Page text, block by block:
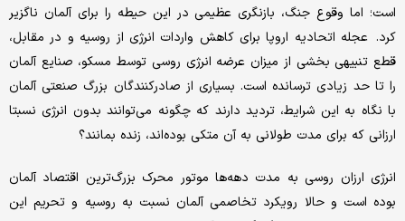
است؛ اما وقوع جنگ، بازنگری عظیمی در این حیطه را برای آلمان ناگزیر
کرد. عجله اتحادیه اروپا برای کاهش واردات انرژی از روسیه و در مقابل،
قطع تنبیهی بخشی از میزان عرضه انرژی روسی توسط مسکو، صنایع آلمان
را تا حد زیادی ترسانده است. بسیاری از صادرکنندگان بزرگ صنعتی آلمان
با نگاه به این شرایط، تردید دارند که چگونه می‌توانند بدون انرژی نسبتا
ارزانی که برای مدت طولانی به آن متکی بوده‌اند، زنده بمانند؟
انرژی ارزان روسی به مدت دهه‌ها موتور محرک بزرگ‌ترین اقتصاد آلمان
بوده است و حالا رویکرد تخاصمی آلمان نسبت به روسیه و تحریم این